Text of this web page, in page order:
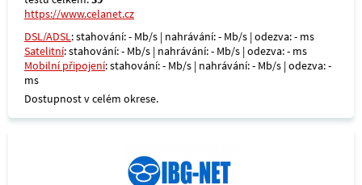
https://www.celanet.cz
DSL/ADSL: stahování: - Mb/s | nahrávání: - Mb/s | odezva: - ms
Satelitní: stahování: - Mb/s | nahrávání: - Mb/s | odezva: - ms
Mobilní připojení: stahování: - Mb/s | nahrávání: - Mb/s | odezva: -
ms
Dostupnost v celém okrese.